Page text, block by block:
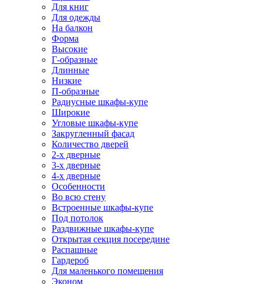
Для книг
Для одежды
На балкон
Форма
Высокие
Г-образные
Длинные
Низкие
П-образные
Радиусные шкафы-купе
Широкие
Угловые шкафы-купе
Закругленный фасад
Количество дверей
2-х дверные
3-х дверные
4-х дверные
Особенности
Во всю стену
Встроенные шкафы-купе
Под потолок
Раздвижные шкафы-купе
Открытая секция посередине
Распашные
Гардероб
Для маленького помещения
Эконом